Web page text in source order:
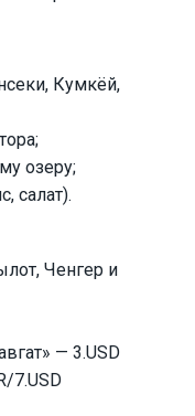
Кумкёй,
озеру;
салат).
Ченгер и
— 3.USD
7.USD